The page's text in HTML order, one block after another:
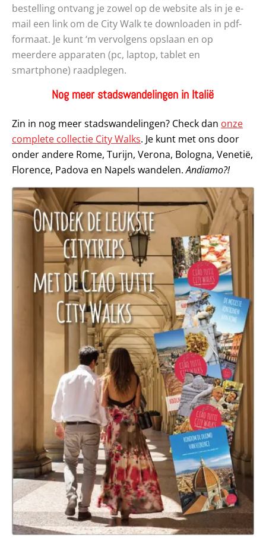
bestelling ontvang je zowel op de website als in je e-
mail een link om de City Walk te downloaden in pdf-
formaat. Je kunt ‘m vervolgens opslaan en op
meerdere apparaten (pc, laptop, tablet en
smartphone) raadplegen.
Nog meer stadswandelingen in Italië
Zin in nog meer stadswandelingen? Check dan onze
complete collectie City Walks. Je kunt met ons door
onder andere Rome, Turijn, Verona, Bologna, Venetië,
Florence, Padova en Napels wandelen.Andiamo?!